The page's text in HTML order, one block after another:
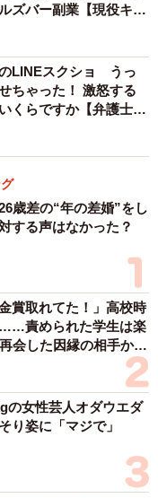
ズバー副業【現役キャ
LINEスクショ うっ
ちゃった！ 激怒する
くらですか【弁護士が
歳差の“年の差婚”をし
する声はなかった？
賞取れてた！」高校時
責められた学生は楽
会した因縁の相手から
の女性芸人オダウエダ
姿に「マジで」